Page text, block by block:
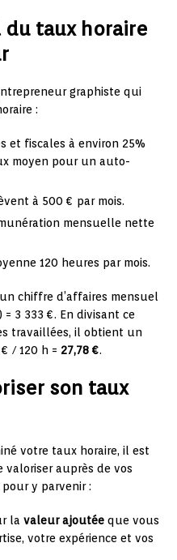
du taux horaire
graphiste qui
:
et fiscales à environ 25%
moyen pour un auto-
à 500 € par mois.
mensuelle nette
120 heures par mois.
chiffre d’affaires mensuel
3 333 €. En divisant ce
travaillées, il obtient un
/ 120 h = 27,78 €.
son taux
votre taux horaire, il est
valoriser auprès de vos
y parvenir :
la valeur ajoutée que vous
votre expérience et vos